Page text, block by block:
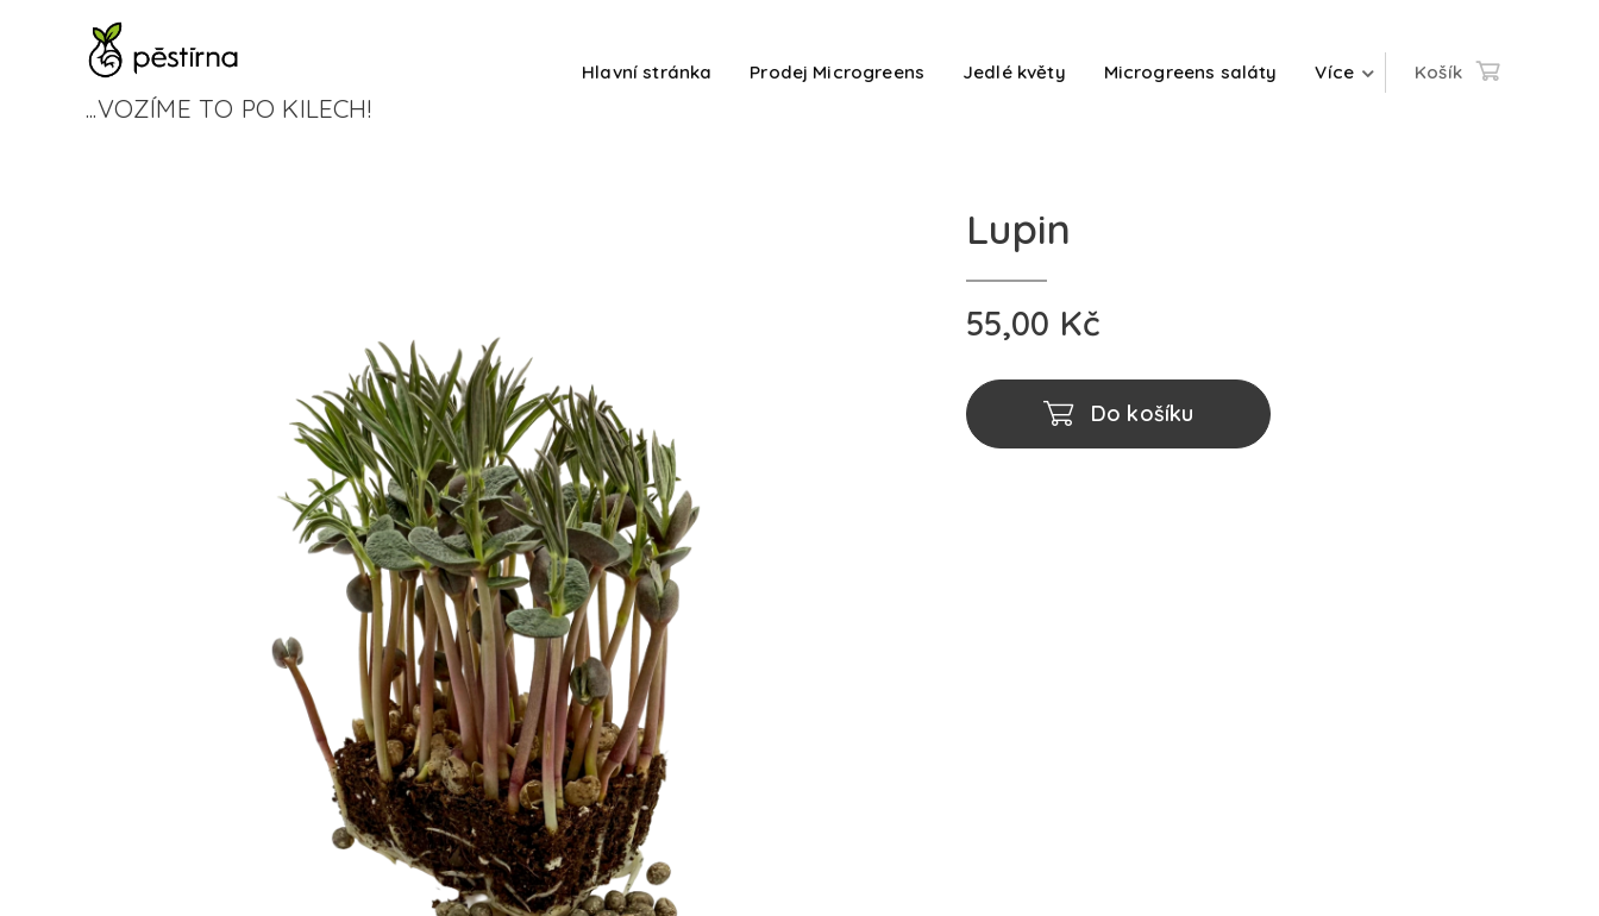
...VOZÍME TO PO KILECH!
Hlavní stránka Prodej Microgreens Jedlé květy Microgreens saláty Více Košík
Lupin
55,00 Kč
Do košíku